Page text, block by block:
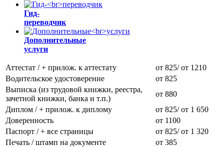
Гид-
переводчик
Дополнительные
услуги
Аттестат / + прилож. к аттестату
от 825/ от 1210
Водительское удостоверение
от 825
Выписка (из трудовой книжки, реестра,
зачетной книжки, банка и т.п.)
от 880
Диплом / + прилож. к диплому
от 825/ от 1 650
Доверенность
от 1100
Паспорт / + все страницы
от 825/ от 1 320
Печать / штамп на документе
от 385